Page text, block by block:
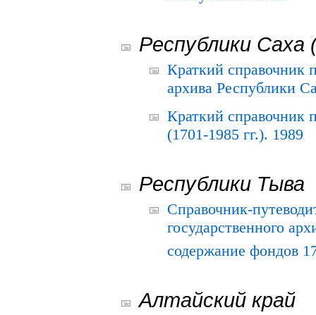
Республики Саха
Краткий справочник
архива Республики
Краткий
(1701-1985 гг.). 1989
Республики Тыва
Справочник-
государственного
содержание фондов
Алтайский край